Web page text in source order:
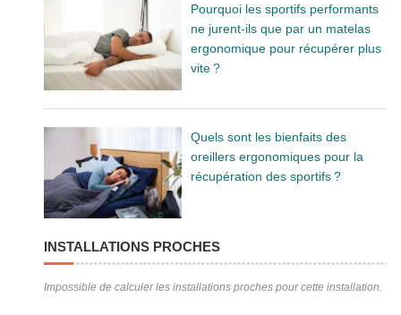
Pourquoi les sportifs performants
ne jurent-ils que par un matelas
ergonomique pour récupérer plus
vite ?
Quels sont les bienfaits des
oreillers ergonomiques pour la
récupération des sportifs ?
INSTALLATIONS PROCHES
Impossible de calculer les installations proches pour cette installation.